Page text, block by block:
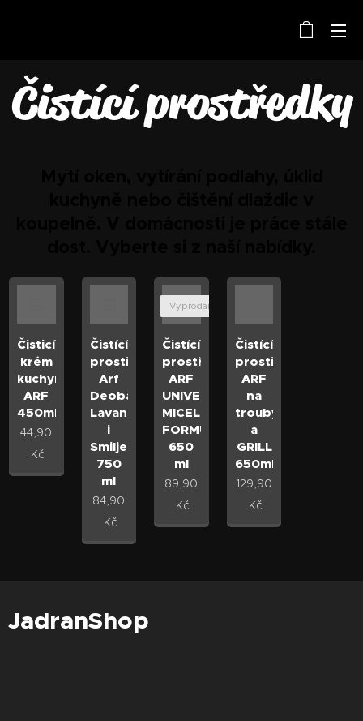
Čistící prostředky
Čisticí
krém
kuchyně
ARF
450ml
44,90
Kč
Čistící
prostředek
Arf
Deobad
Lavanda
i
Smilje
750
ml
84,90
Kč
Čistící
prostředek
ARF
UNIVERSAL
MICELLAR
FORMULA
650
ml
Vyprodáno
89,90
Kč
Čistící
prostředek
ARF
na
trouby
a
GRILL
650ml
129,90
Kč
JadranShop